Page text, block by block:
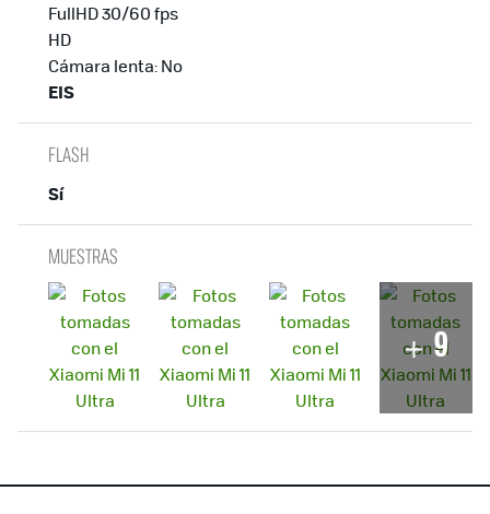
FullHD 30/60 fps
HD
Cámara lenta: No
EIS
FLASH
Sí
MUESTRAS
9